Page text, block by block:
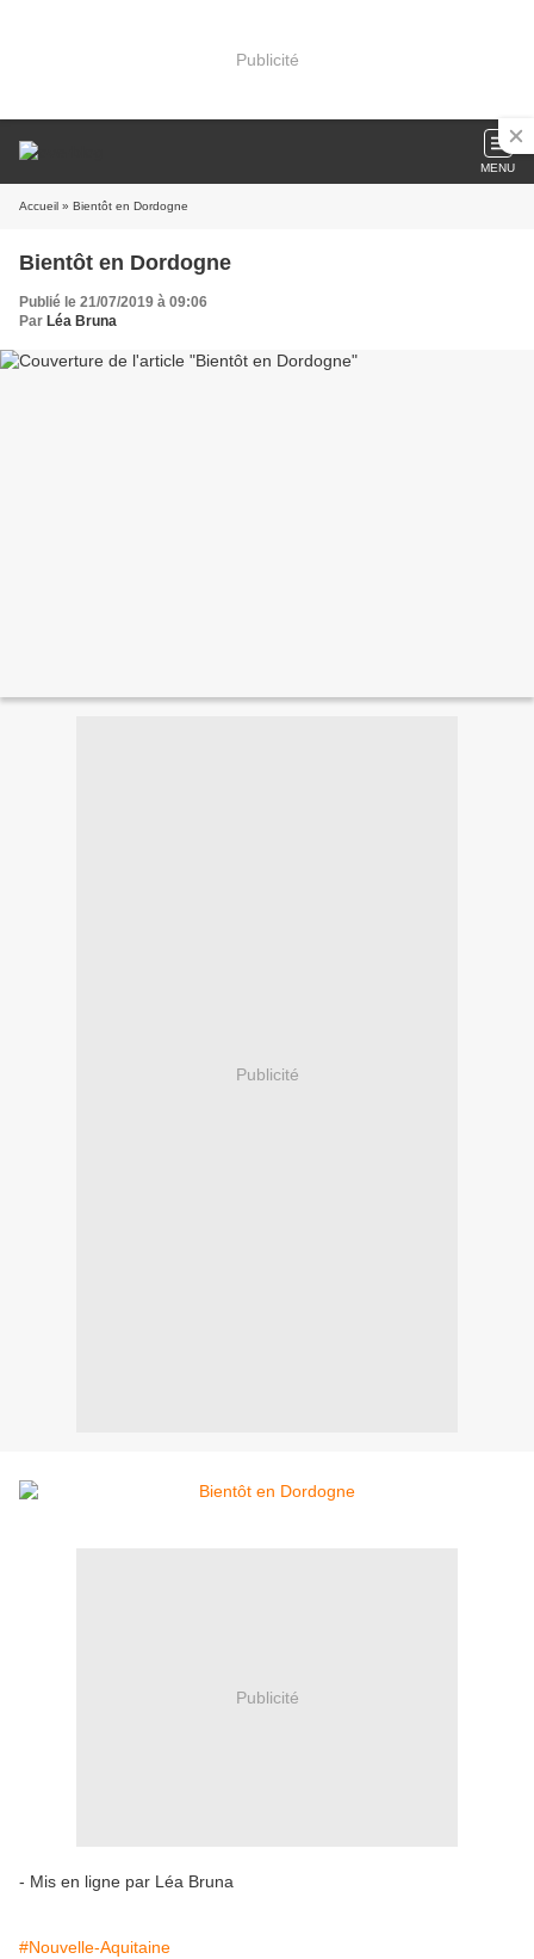
Publicité
MENU
Accueil » Bientôt en Dordogne
Bientôt en Dordogne
Publié le 21/07/2019 à 09:06
Par Léa Bruna
Publicité
Publicité
- Mis en ligne par Léa Bruna
#Nouvelle-Aquitaine